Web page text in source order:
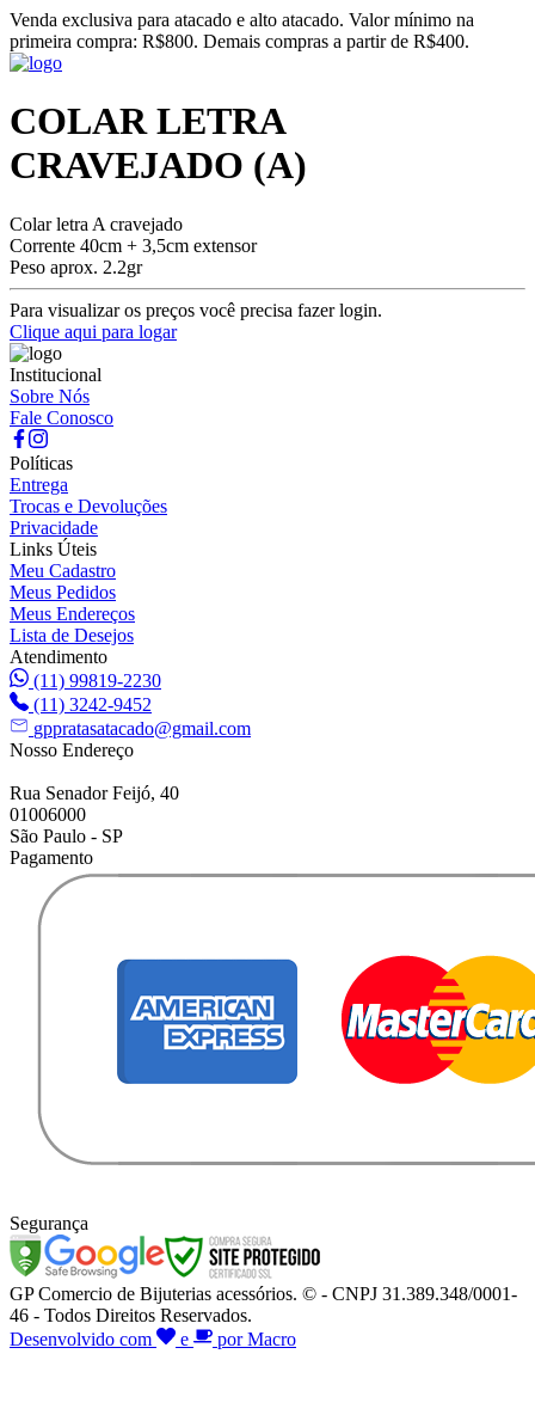
Venda exclusiva para atacado e alto atacado. Valor mínimo na
primeira compra: R$800. Demais compras a partir de R$400.
COLAR LETRA
CRAVEJADO (A)
Colar letra A cravejado
Corrente 40cm + 3,5cm extensor
Peso aprox. 2.2gr
Para visualizar os preços você precisa fazer login.
Clique aqui para logar
Institucional
Sobre Nós
Fale Conosco
Políticas
Entrega
Trocas e Devoluções
Privacidade
Links Úteis
Meu Cadastro
Meus Pedidos
Meus Endereços
Lista de Desejos
Atendimento
(11) 99819-2230
(11) 3242-9452
gppratasatacado@gmail.com
Nosso Endereço
Rua Senador Feijó, 40
01006000
São Paulo - SP
Pagamento
Segurança
GP Comercio de Bijuterias acessórios. © - CNPJ 31.389.348/0001-
46 - Todos Direitos Reservados.
Desenvolvido com
e por Macro